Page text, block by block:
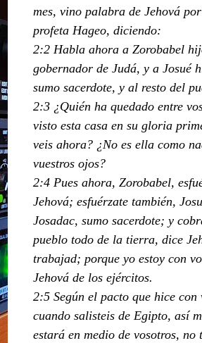
mes, vino palabra de Jehová
profeta Hageo, diciendo:
2:2 Habla ahora a Zorobabel
gobernador de Judá, y a Josué
sumo sacerdote, y al resto del
2:3 ¿Quién ha quedado entre
visto esta casa en su gloria
veis ahora? ¿No es ella como
vuestros ojos?
2:4 Pues ahora, Zorobabel,
Jehová; esfuérzate también,
Josadac, sumo sacerdote; y
pueblo todo de la tierra, dice
trabajad; porque yo estoy con
Jehová de los ejércitos.
2:5 Según el pacto que hice con
cuando salisteis de Egipto, así
estará en medio de vosotros, no